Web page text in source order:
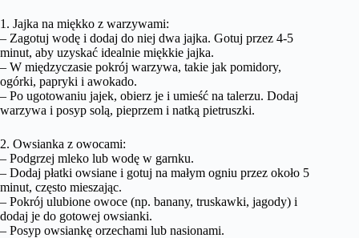
1. Jajka na miękko z warzywami:
– Zagotuj wodę i dodaj do niej dwa jajka. Gotuj przez 4-5
minut, aby uzyskać idealnie miękkie jajka.
– W międzyczasie pokrój warzywa, takie jak pomidory,
ogórki, papryki i awokado.
– Po ugotowaniu jajek, obierz je i umieść na talerzu. Dodaj
warzywa i posyp solą, pieprzem i natką pietruszki.
2. Owsianka z owocami:
– Podgrzej mleko lub wodę w garnku.
– Dodaj płatki owsiane i gotuj na małym ogniu przez około 5
minut, często mieszając.
– Pokrój ulubione owoce (np. banany, truskawki, jagody) i
dodaj je do gotowej owsianki.
– Posyp owsiankę orzechami lub nasionami.